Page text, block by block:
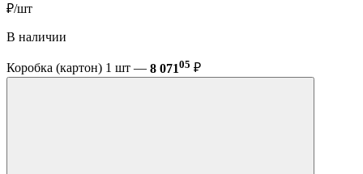
₽/шт
В наличии
Коробка (картон) 1 шт — 8 07105 ₽